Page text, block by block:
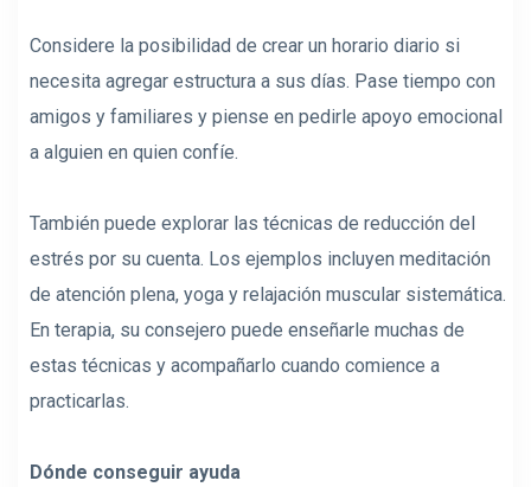
Considere la posibilidad de crear un horario diario si
necesita agregar estructura a sus días. Pase tiempo con
amigos y familiares y piense en pedirle apoyo emocional
a alguien en quien confíe.
También puede explorar las técnicas de reducción del
estrés por su cuenta. Los ejemplos incluyen meditación
de atención plena, yoga y relajación muscular sistemática.
En terapia, su consejero puede enseñarle muchas de
estas técnicas y acompañarlo cuando comience a
practicarlas.
Dónde conseguir ayuda